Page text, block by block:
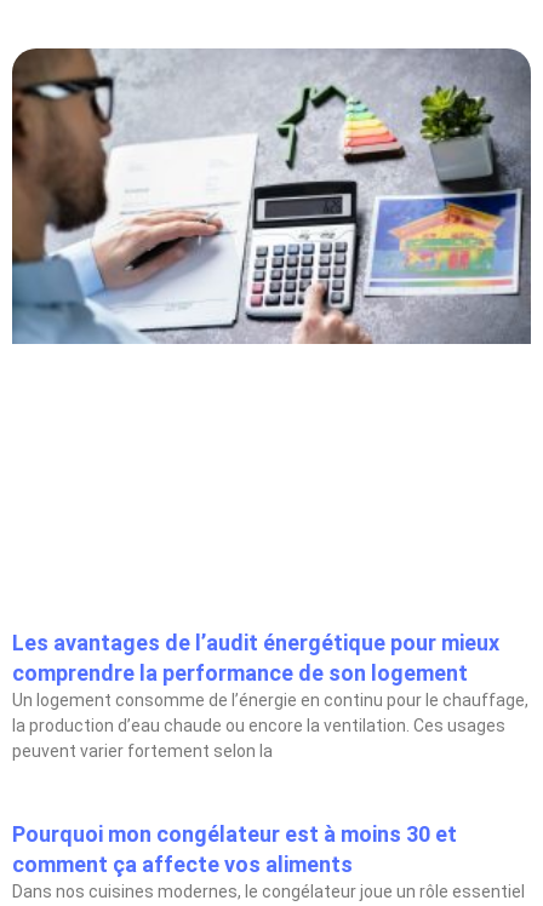
Les avantages de l’audit énergétique pour mieux
comprendre la performance de son logement
Un logement consomme de l’énergie en continu pour le chauffage,
la production d’eau chaude ou encore la ventilation. Ces usages
peuvent varier fortement selon la
Pourquoi mon congélateur est à moins 30 et
comment ça affecte vos aliments
Dans nos cuisines modernes, le congélateur joue un rôle essentiel